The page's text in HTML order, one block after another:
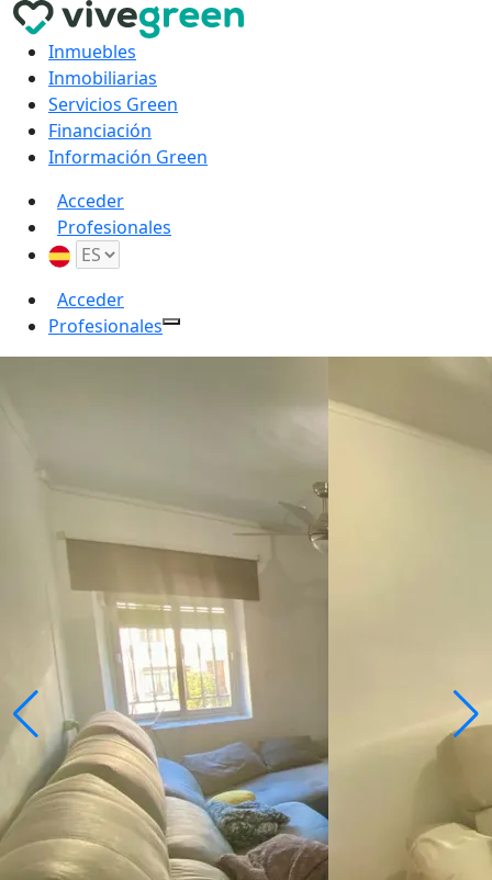
Inmuebles
Inmobiliarias
Servicios Green
Financiación
Información Green
Acceder
Profesionales
Acceder
Profesionales